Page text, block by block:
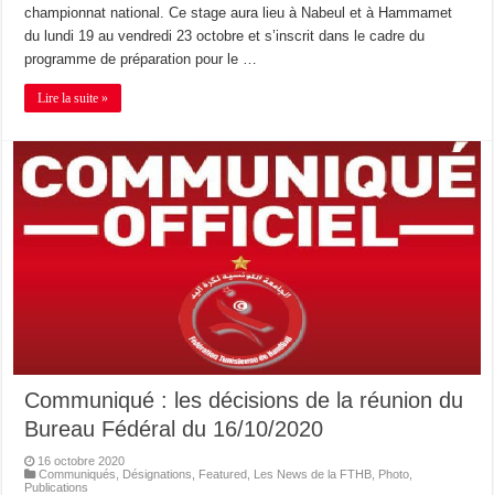
championnat national. Ce stage aura lieu à Nabeul et à Hammamet
du lundi 19 au vendredi 23 octobre et s’inscrit dans le cadre du
programme de préparation pour le …
Lire la suite »
Communiqué : les décisions de la réunion du
Bureau Fédéral du 16/10/2020
16 octobre 2020
Communiqués
Désignations Featured Les News de la FTHB Photo
Publications